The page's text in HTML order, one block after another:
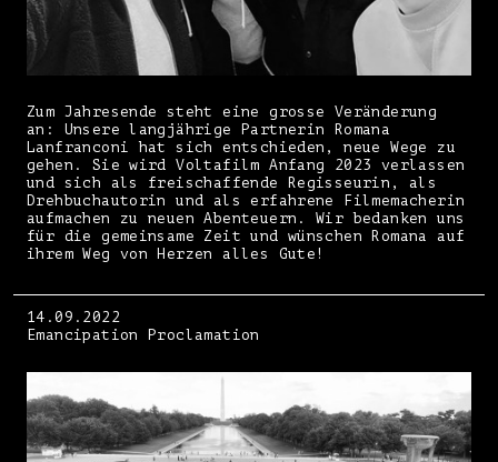
Zum Jahresende steht eine grosse Veränderung
an: Unsere langjährige Partnerin Romana
Lanfranconi hat sich entschieden, neue Wege zu
gehen. Sie wird Voltafilm Anfang 2023 verlassen
und sich als freischaffende Regisseurin, als
Drehbuchautorin und als erfahrene Filmemacherin
aufmachen zu neuen Abenteuern. Wir bedanken uns
für die gemeinsame Zeit und wünschen Romana auf
ihrem Weg von Herzen alles Gute!
14.09.2022
Emancipation Proclamation